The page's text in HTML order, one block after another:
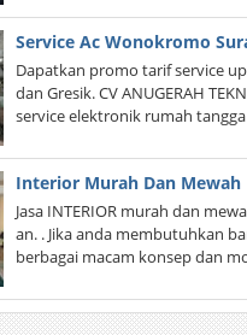
Service Ac Wonokromo
Dapatkan promo tarif service
dan Gresik. CV ANUGERAH
service elektronik rumah
Interior Murah Dan Mewah
Jasa INTERIOR murah dan
an. . Jika anda membutuhkan
berbagai macam konsep dan